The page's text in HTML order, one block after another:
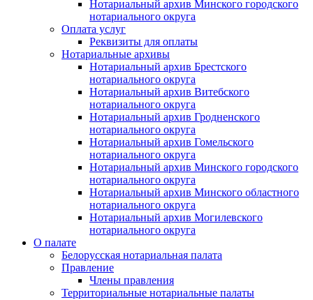
Нотариальный архив Минского городского
нотариального округа
Оплата услуг
Реквизиты для оплаты
Нотариальные архивы
Нотариальный архив Брестского
нотариального округа
Нотариальный архив Витебского
нотариального округа
Нотариальный архив Гродненского
нотариального округа
Нотариальный архив Гомельского
нотариального округа
Нотариальный архив Минского городского
нотариального округа
Нотариальный архив Минского областного
нотариального округа
Нотариальный архив Могилевского
нотариального округа
О палате
Белорусская нотариальная палата
Правление
Члены правления
Территориальные нотариальные палаты